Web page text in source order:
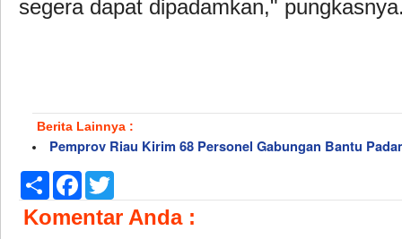
segera dapat dipadamkan,"
Berita Lainnya :
Pemprov Riau Kirim 68 Personel Gabungan Bantu
Share Facebook
Komentar Anda :